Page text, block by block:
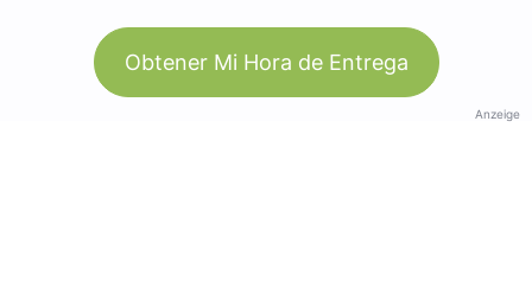
Obtener Mi Hora de Entrega
Anzeige